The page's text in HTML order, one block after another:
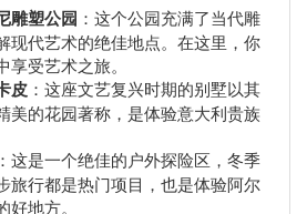
雕塑公园 ：这个公园充满了当代雕
现代艺术的绝佳地点。在这里，你
受艺术之旅。
皮 ：这座文艺复兴时期的别墅以其
美的花园著称，是体验意大利贵族
：这是一个绝佳的户外探险区，冬季
旅行都是热门项目，也是体验阿尔
地方。